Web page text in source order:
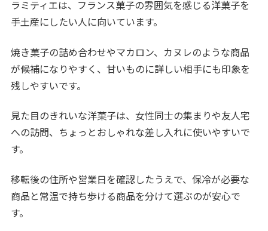
ラミティエは、フランス菓子の雰囲気を感じる洋菓子を
手土産にしたい人に向いています。
焼き菓子の詰め合わせやマカロン、カヌレのような商品
が候補になりやすく、甘いものに詳しい相手にも印象を
残しやすいです。
見た目のきれいな洋菓子は、女性同士の集まりや友人宅
への訪問、ちょっとおしゃれな差し入れに使いやすいで
す。
移転後の住所や営業日を確認したうえで、保冷が必要な
商品と常温で持ち歩ける商品を分けて選ぶのが安心で
す。